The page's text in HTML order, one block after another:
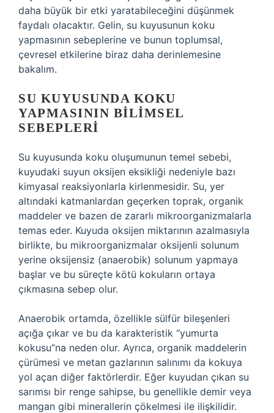
daha büyük bir etki yaratabileceğini düşünmek
faydalı olacaktır. Gelin, su kuyusunun koku
yapmasının sebeplerine ve bunun toplumsal,
çevresel etkilerine biraz daha derinlemesine
bakalım.
SU KUYUSUNDA KOKU
YAPMASININ BILIMSEL
SEBEPLERI
Su kuyusunda koku oluşumunun temel sebebi,
kuyudaki suyun oksijen eksikliği nedeniyle bazı
kimyasal reaksiyonlarla kirlenmesidir. Su, yer
altındaki katmanlardan geçerken toprak, organik
maddeler ve bazen de zararlı mikroorganizmalarla
temas eder. Kuyuda oksijen miktarının azalmasıyla
birlikte, bu mikroorganizmalar oksijenli solunum
yerine oksijensiz (anaerobik) solunum yapmaya
başlar ve bu süreçte kötü kokuların ortaya
çıkmasına sebep olur.
Anaerobik ortamda, özellikle sülfür bileşenleri
açığa çıkar ve bu da karakteristik “yumurta
kokusu”na neden olur. Ayrıca, organik maddelerin
çürümesi ve metan gazlarının salınımı da kokuya
yol açan diğer faktörlerdir. Eğer kuyudan çıkan su
sarımsı bir renge sahipse, bu genellikle demir veya
mangan gibi minerallerin çökelmesi ile ilişkilidir.